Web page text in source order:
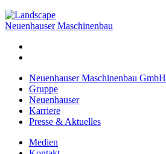
Neuenhauser Maschinenbau
Neuenhauser Maschinenbau GmbH
Gruppe
Neuenhauser
Karriere
Presse & Aktuelles
Medien